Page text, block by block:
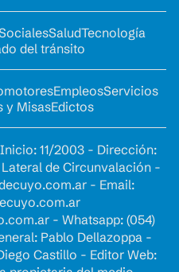
SaludTecnología
del tránsito
EmpleosServicios
y MisasEdictos
11/2003 - Dirección:
Lateral de Circunvalación -
- Email:
- Whatsapp: (054)
Pablo Dellazoppa -
Castillo - Editor Web: